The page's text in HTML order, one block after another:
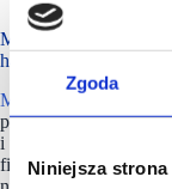
Zgoda
Niniejsza
Mallson Polska ma w
handlowych
Mallson Polska
jest
profesjonalne usługi
i funkcjonowania
firmy obejmuje